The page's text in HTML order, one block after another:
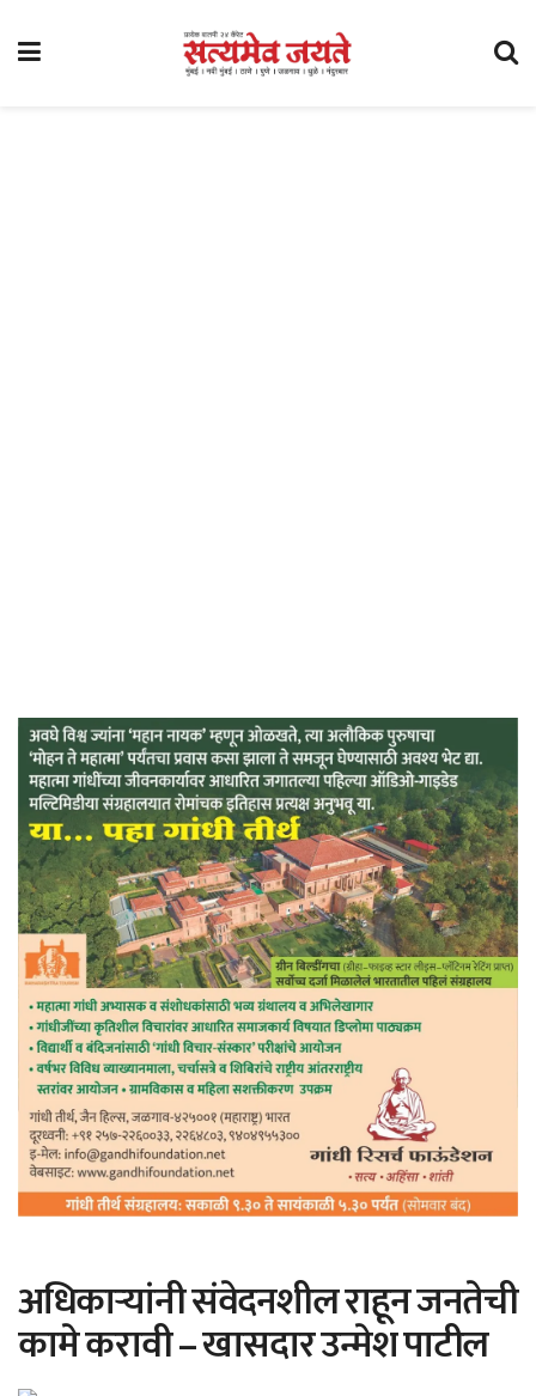
अधिकाऱ्यांनी संवेदनशील राहून जनतेची
कामे करावी – खासदार उन्मेश पाटील